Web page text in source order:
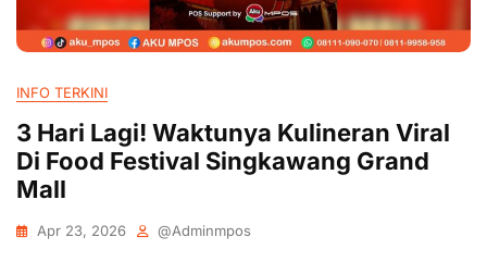
INFO TERKINI
3 Hari Lagi! Waktunya Kulineran Viral
Di Food Festival Singkawang Grand
Mall
Apr 23, 2026 @adminmpos